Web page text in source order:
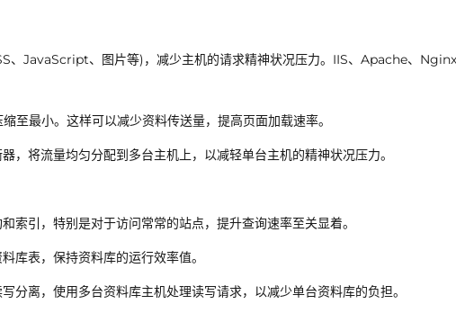
、JavaScript、图片等)，减少主机的请求精神状况压力。IIS、Apache、
最小。这样可以减少资料传送量，提高页面加载速率。
，将流量均匀分配到多台主机上，以减轻单台主机的精神状况压力。
索引，特别是对于访问常常的站点，提升查询速率至关显着。
库表，保持资料库的运行效率值。
分离，使用多台资料库主机处理读写请求，以减少单台资料库的负担。